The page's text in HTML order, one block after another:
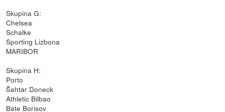
Skupina G:
Chelsea
Schalke
Sporting Lizbona
MARIBOR
Skupina H:
Porto
Šahtar Doneck
Athletic Bilbao
Bate Borisov